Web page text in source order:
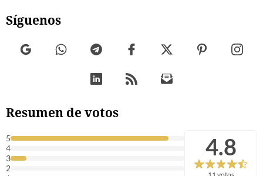
Síguenos
Resumen de votos
5
4
3
2
4.8